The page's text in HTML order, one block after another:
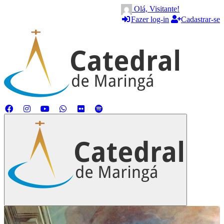
Olá, Visitante!
Fazer log-in
Cadastrar-se